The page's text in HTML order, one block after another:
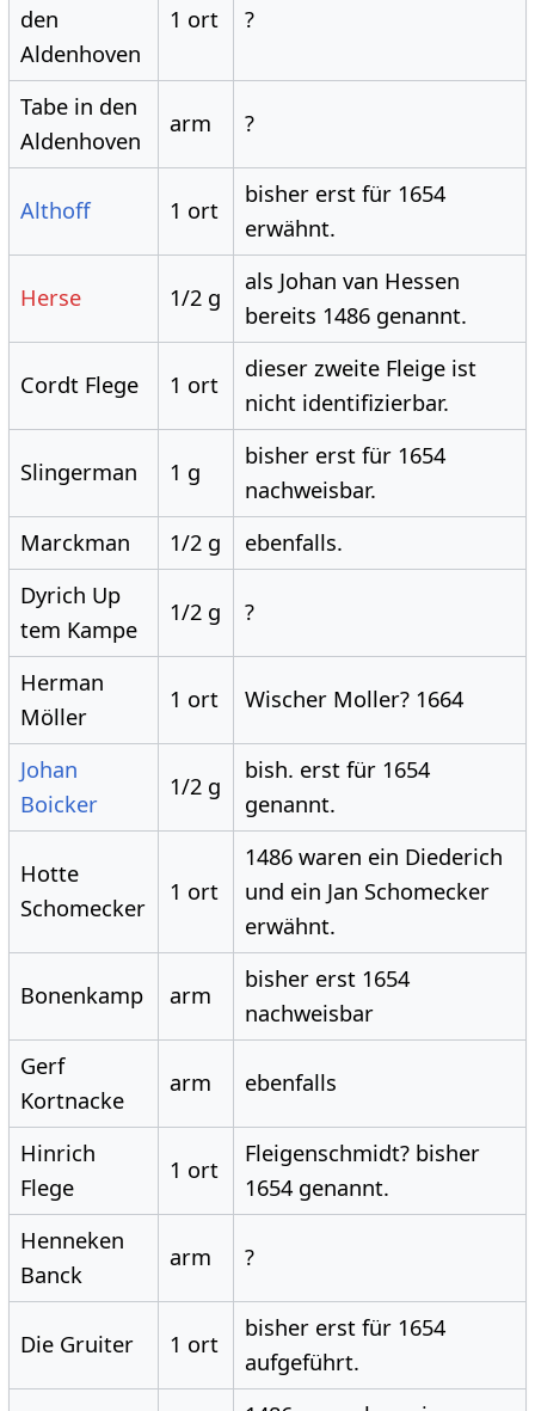
den
Aldenhoven
1 ort ?
Tabe in den
Aldenhoven
arm ?
Althoff 1 ort
bisher erst für 1654
erwähnt.
Herse 1/2 g
als Johan van Hessen
bereits 1486 genannt.
Cordt Flege 1 ort
dieser zweite Fleige ist
nicht identifizierbar.
Slingerman 1 g
bisher erst für 1654
nachweisbar.
Marckman
1/2 g
ebenfalls.
Dyrich Up
tem Kampe
1/2 g ?
Herman
Möller
1 ort Wischer Moller? 1664
Johan
Boicker
1/2 g
bish. erst für 1654
genannt.
Hotte
Schomecker
1 ort
1486 waren ein Diederich
und ein Jan Schomecker
erwähnt.
Bonenkamp arm
bisher erst 1654
nachweisbar
Gerf
Kortnacke
arm ebenfalls
Hinrich
Flege
1 ort
Fleigenschmidt? bisher
1654 genannt.
Henneken
Banck
arm ?
Die Gruiter 1 ort
bisher erst für 1654
aufgeführt.